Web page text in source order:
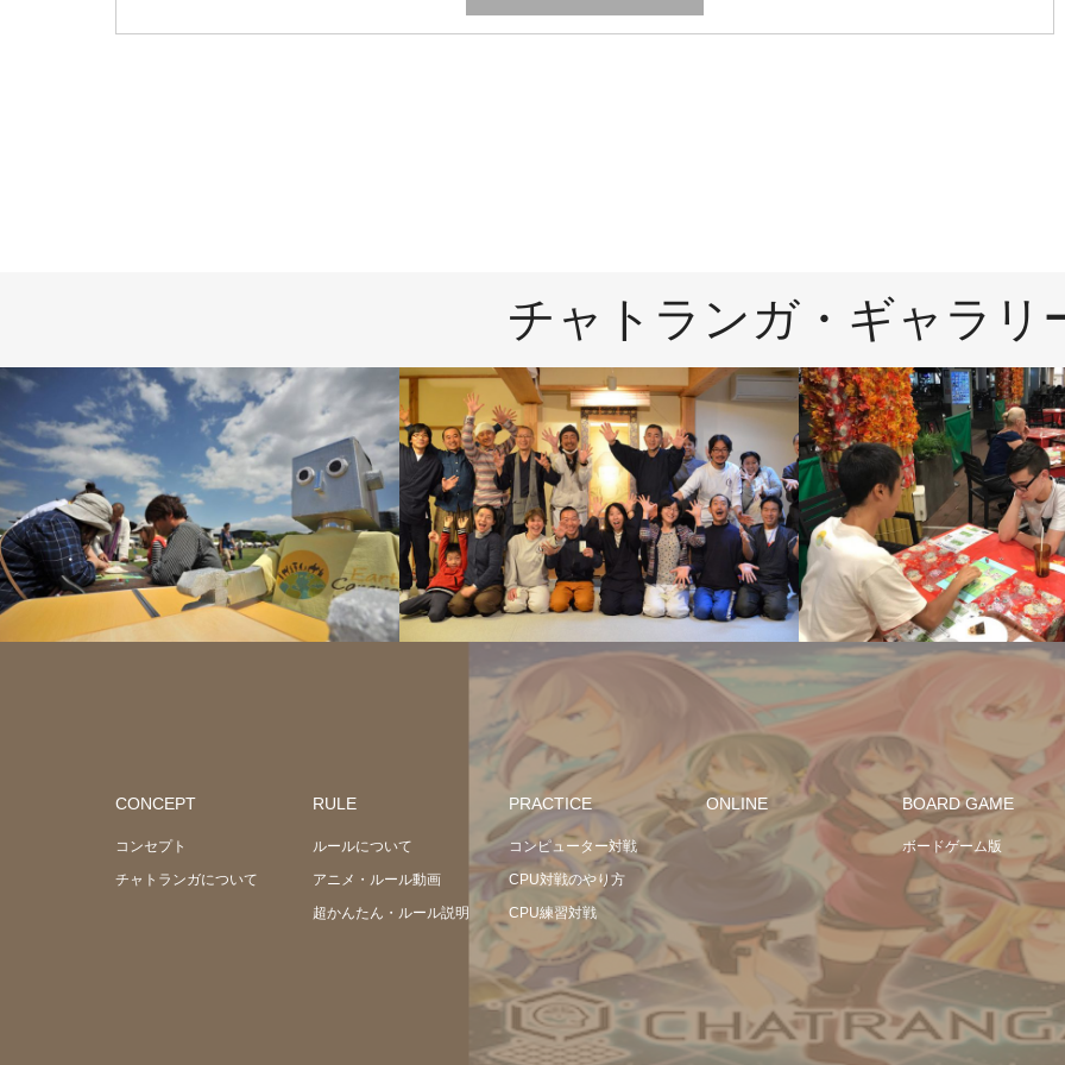
チャトランガ・ギャラリ
CONCEPT
コンセプト
チャトランガについて
RULE
ルールについて
アニメ・ルール動画
超かんたん・ルール説明
PRACTICE
コンピューター対戦
CPU対戦のやり方
CPU練習対戦
ONLINE BOARD GAME
ボードゲーム版